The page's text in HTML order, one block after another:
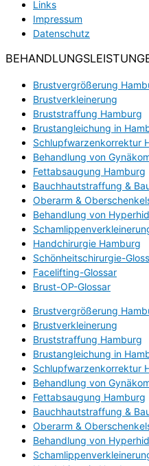
Links
Impressum
Datenschutz
Brustvergrößerung
Brustverkleinerung
Bruststraffung Hamburg
Brustangleichung in
Schlupfwarzenkorrektur
Behandlung von
Fettabsaugung Hamburg
Bauchhautstraffung &
Oberarm &
Behandlung von
Handchirurgie Hamburg
Schönheitschirurgie-
Facelifting-Glossar
Brust-OP-Glossar
Brustvergrößerung
Brustverkleinerung
Bruststraffung Hamburg
Brustangleichung in
Schlupfwarzenkorrektur
Behandlung von
Fettabsaugung Hamburg
Bauchhautstraffung &
Oberarm &
Behandlung von